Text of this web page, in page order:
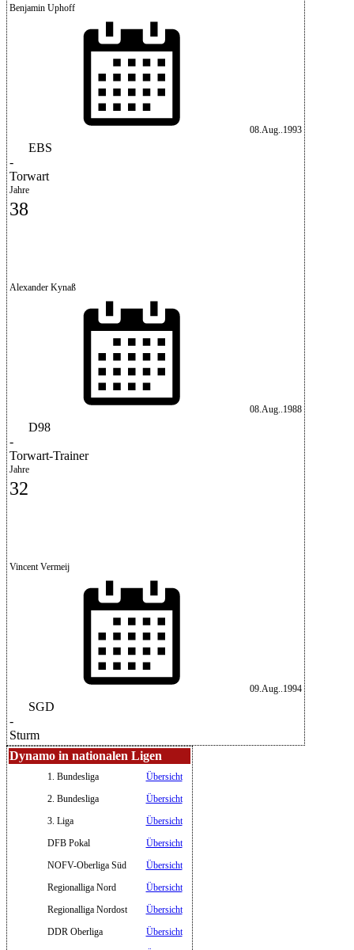
Benjamin Uphoff
08.Aug..1993
EBS
-
Torwart
Jahre
38
Alexander Kynaß
08.Aug..1988
D98
-
Torwart-Trainer
Jahre
32
Vincent Vermeij
09.Aug..1994
SGD
-
Sturm
Dynamo in nationalen Ligen
1. Bundesliga
Übersicht
2. Bundesliga
Übersicht
3. Liga
Übersicht
DFB Pokal
Übersicht
NOFV-Oberliga Süd
Übersicht
Regionalliga Nord
Übersicht
Regionalliga Nordost
Übersicht
DDR Oberliga
Übersicht